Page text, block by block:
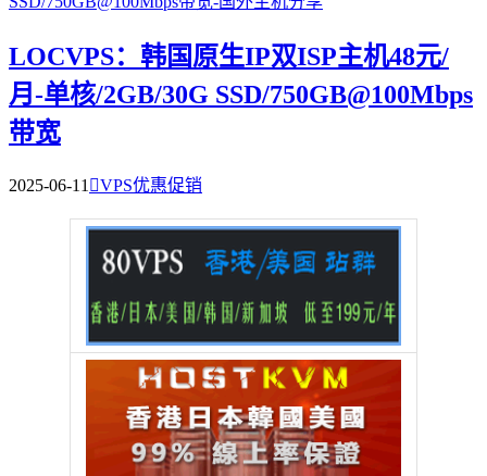
LOCVPS：韩国原生IP双ISP主机48元/
月-单核/2GB/30G SSD/750GB@100Mbps
带宽
2025-06-11 VPS优惠促销